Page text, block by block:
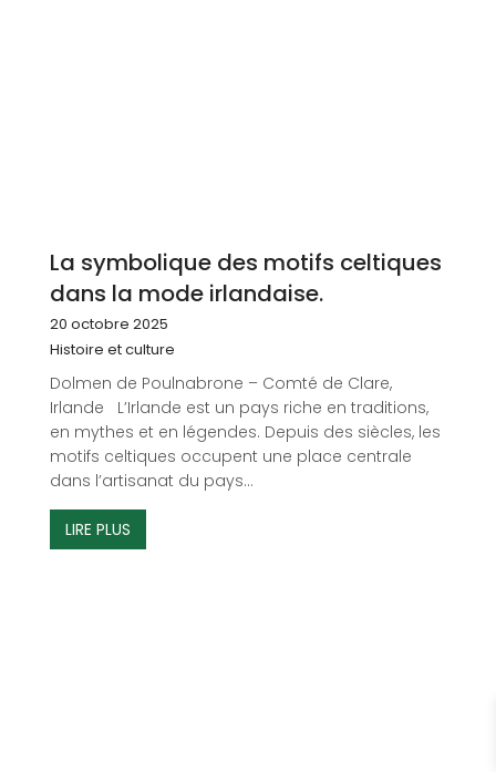
La symbolique des motifs celtiques
dans la mode irlandaise.
20 octobre 2025
Histoire et culture
Dolmen de Poulnabrone – Comté de Clare,
Irlande L’Irlande est un pays riche en traditions,
en mythes et en légendes. Depuis des siècles, les
motifs celtiques occupent une place centrale
dans l’artisanat du pays...
LIRE PLUS